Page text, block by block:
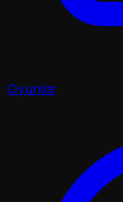
Oyunlar